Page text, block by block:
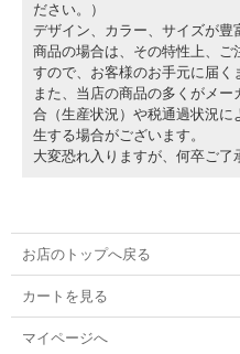
ださい。）
デザイン、カラー、サイズが
商品の場合は、その特性上、ご
すので、お客様のお手元に届く
また、当店の商品の多くがメ
合（生産状況）や税通過状況
生する場合がございます。
大変恐れ入りますが、何卒ご了
お店のトップへ戻る
カートを見る
マイページへ